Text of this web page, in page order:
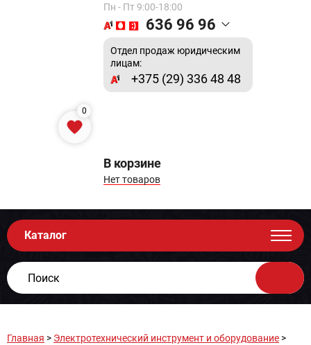
Пн - Пт 9:00-18:00
636 96 96
Отдел продаж юридическим
лицам:
+375 (29) 336 48 48
0
В корзине
Нет товаров
Каталог
Главная > Электротехнический инструмент и оборудование >